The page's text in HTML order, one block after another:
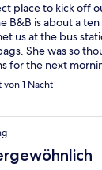
place to kick off
B&B is about a
us at the bus
She was so
for the next
view from our
enjoyed the
when we have
it! We'd love to
again!
1 Nacht